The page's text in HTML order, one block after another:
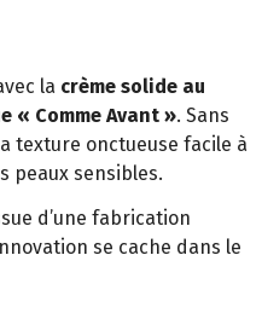
la crème solide au
« Comme Avant ». Sans
texture onctueuse facile à
peaux sensibles.
d’une fabrication
se cache dans le